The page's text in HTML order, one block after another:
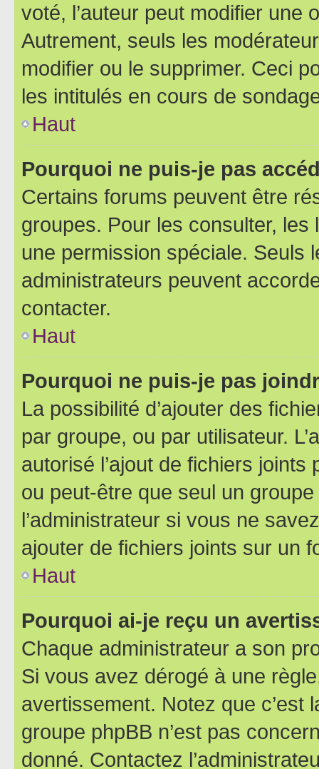
voté, l’auteur peut modifier une
Autrement, seuls les
modifier ou le supprimer. Ceci
les intitulés en cours de
Haut
Pourquoi ne puis-je pas
Certains forums peuvent être
groupes. Pour les consulter,
une permission spéciale. Seuls
administrateurs peuvent
contacter.
Haut
Pourquoi ne puis-je pas
La possibilité d’ajouter des
par groupe, ou par utilisateur.
autorisé l’ajout de fichiers
ou peut-être que seul un
l’administrateur si vous ne
ajouter de fichiers joints sur un
Haut
Pourquoi ai-je reçu un
Chaque administrateur a son
Si vous avez dérogé à une
avertissement. Notez que c’est
groupe phpBB n’est pas
donné. Contactez